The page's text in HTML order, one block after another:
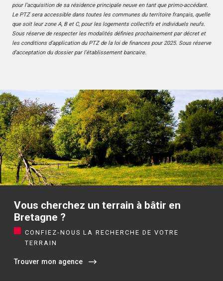
pour l’acquisition de sa résidence principale neuve en tant que primo-accédant.
Le PTZ sera accessible dans toutes les communes du territoire français, quelle
que soit leur zone A, B et C, pour les logements collectifs et individuels neufs.
Sous réserve de respecter les modalités définies prochainement par décret et
les conditions d’application du PTZ de la loi de finances pour 2025. Sous réserve
d’acceptation du dossier par l’établissement bancaire.
Vous cherchez un terrain à bâtir en
Bretagne ?
CONFIEZ-NOUS LA RECHERCHE DE VOTRE
TERRAIN
Trouver mon agence